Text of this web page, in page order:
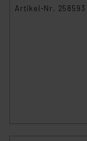
Artikel-Nr. 258593